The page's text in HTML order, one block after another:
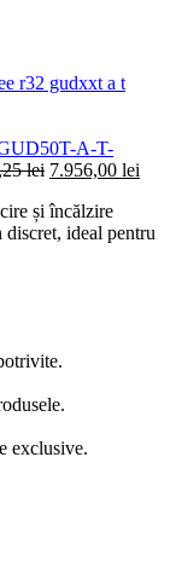
A-T-
lei Prețul
a
fost:
7.956,00 lei
și încălzire
discret, ideal pentru
exclusive.